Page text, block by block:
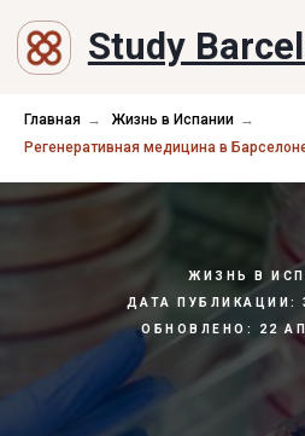
Study Barcelona
Главная → Жизнь в Испании →
Регенеративная медицина в
ЖИЗНЬ В
ДАТА ПУБЛИКАЦИИ:
ОБНОВЛЕНО: 22